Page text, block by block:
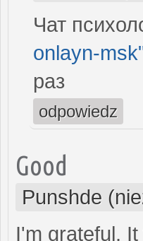
Чат
onlayn-
раз
odpowiedz
Good
Punshde
I'm grateful.